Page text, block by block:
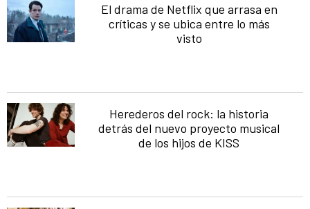
El drama de Netflix que arrasa en
críticas y se ubica entre lo más
visto
Herederos del rock: la historia
detrás del nuevo proyecto musical
de los hijos de KISS